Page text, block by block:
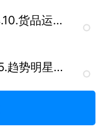
10.淘系推广标准化详解.10.货品运营.mp4
5.淘系推广标准化详解.5.趋势明星的投放技巧 .mp4